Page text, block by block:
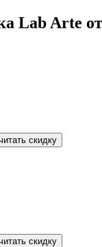
Lab Arte
скидку
скидку